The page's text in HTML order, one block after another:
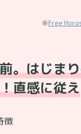
※Free
。はじま
直感に従え
徴